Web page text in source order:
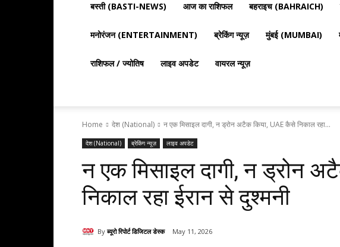
राजनीति,
और
दुनिया
की
बस्ती (BASTI-NEWS) आज का राशिफल बहराइच (BAHRAICH)
मनोरंजन (ENTERTAINMENT) ब्रेकिंग न्यूज़ मुंबई (MUMBAI)
राशिफल / ज्योतिष लाइव अपडेट वायरल न्यूज़
Home देश (National) न एक मिसाइल दागी, न ड्रोन अटैक किया, UAE कैसे निकाल रहा...
देश (National) ब्रेकिंग न्यूज़ लाइव अपडेट
न एक मिसाइल दागी, न ड्रोन
निकाल रहा ईरान से दुश्मनी
By ब्यूरो रिपोर्ट डिजिटल डेस्क May 11, 2026